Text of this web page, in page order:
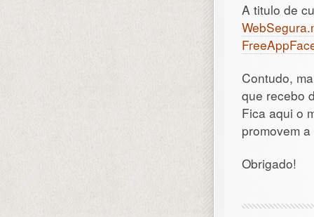
A titulo de
Contudo,
que recebo
Fica aqui o
promovem
Obrigado!